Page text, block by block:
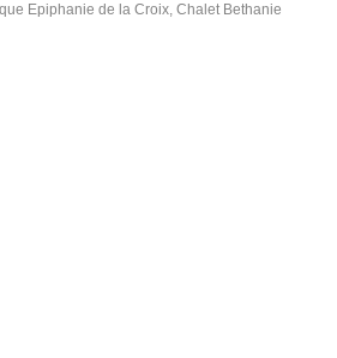
Epiphanie de la Croix, Chalet Bethanie